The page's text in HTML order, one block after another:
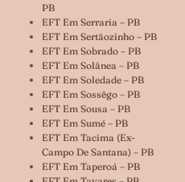
PB
EFT Em Serraria – PB
EFT Em Sertãozinho – PB
EFT Em Sobrado – PB
EFT Em Solânea – PB
EFT Em Soledade – PB
EFT Em Sossêgo – PB
EFT Em Sousa – PB
EFT Em Sumé – PB
EFT Em Tacima (ex-
Campo De Santana) – PB
EFT Em Taperoá – PB